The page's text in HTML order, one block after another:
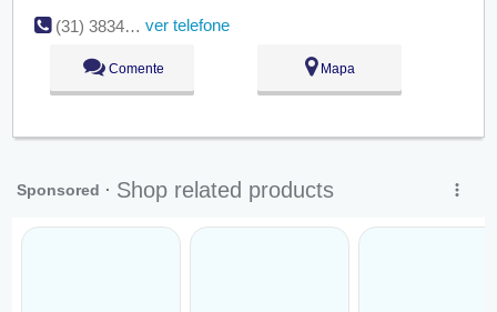
(31) 3834-4770
ver telefone
Comente Mapa